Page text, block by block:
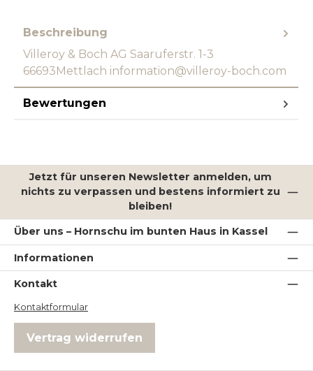
Beschreibung
Villeroy & Boch AG Saaruferstr. 1-3
66693Mettlach information@villeroy-boch.com
Bewertungen
Jetzt für unseren Newsletter anmelden, um
nichts zu verpassen und bestens informiert zu
bleiben!
Über uns – Hornschu im bunten Haus in Kassel
Informationen
Kontakt
Kontaktformular
Vertrag widerrufen